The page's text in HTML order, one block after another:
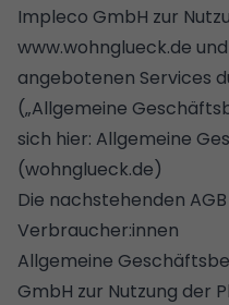
Impleco GmbH zur
www.wohnglueck.de
angebotenen Services
(„Allgemeine
sich hier: Allgemeine
(wohnglueck.de)
Die nachstehenden
Verbraucher:innen
Allgemeine
GmbH zur Nutzung der